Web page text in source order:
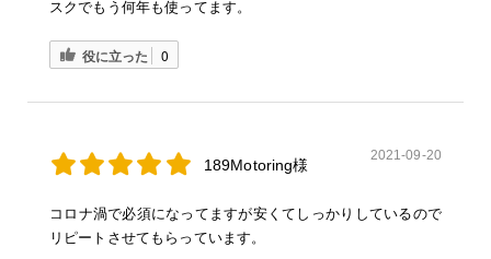
スクでもう何年も使ってます。
役に立った 0
189Motoring様
2021-09-20
コロナ渦で必須になってますが安くてしっかりしているので
リピートさせてもらっています。